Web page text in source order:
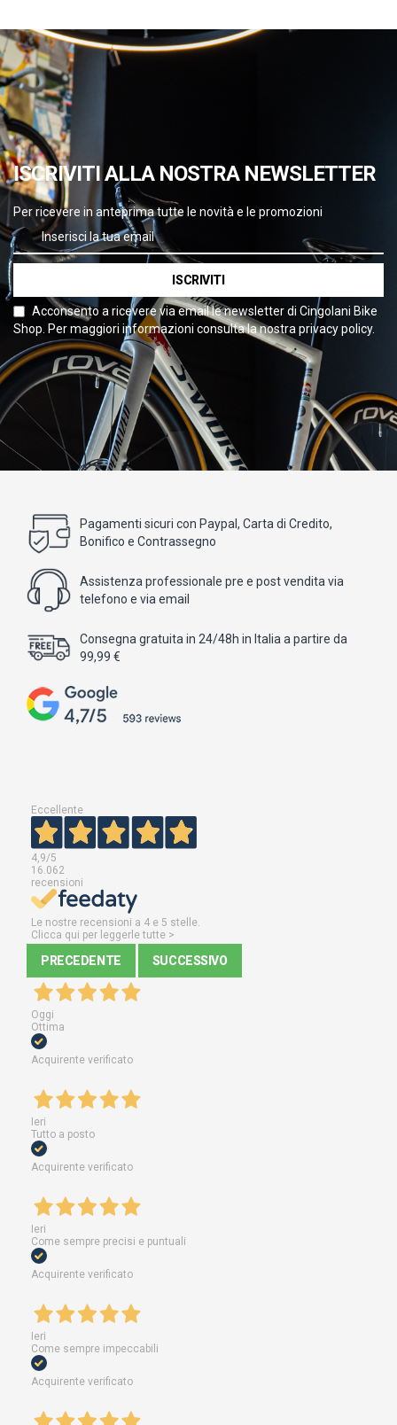
ISCRIVITI ALLA NOSTRA NEWSLETTER
Per ricevere in anteprima tutte le novità e le promozioni
ISCRIVITI
Acconsento a ricevere via email le newsletter di Cingolani Bike
Shop. Per maggiori informazioni consulta la nostra privacy policy.
Pagamenti sicuri con Paypal, Carta di Credito,
Bonifico e Contrassegno
Assistenza professionale pre e post vendita via
telefono e via email
Consegna gratuita in 24/48h in Italia a partire da
99,99 €
Eccellente
4,9/5
16.062
recensioni
Le nostre recensioni a 4 e 5 stelle.
Clicca qui per leggerle tutte >
PRECEDENTE SUCCESSIVO
Oggi
Ottima
Acquirente verificato
Ieri
Tutto a posto
Acquirente verificato
Ieri
Come sempre precisi e puntuali
Acquirente verificato
Ieri
Come sempre impeccabili
Acquirente verificato